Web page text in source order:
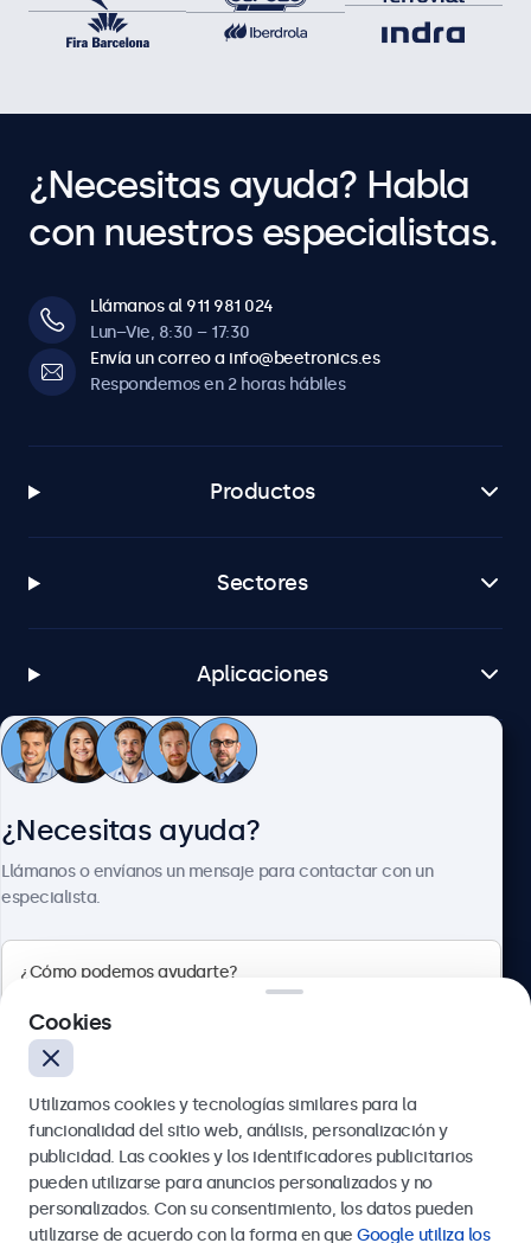
¿Necesitas ayuda? Habla
con nuestros especialistas.
Llámanos al 911 981 024
Lun–Vie, 8:30 – 17:30
Envía un correo a info@beetronics.es
Respondemos en 2 horas hábiles
Productos
Sectores
Aplicaciones
Atención al cliente
4.8/5 la valoración de 5000+ empresas
Español
¿Necesitas ayuda?
Llámanos o envíanos un mensaje para contactar con un
especialista.
Enviar
Cookies
Utilizamos cookies y tecnologías similares para la
funcionalidad del sitio web, análisis, personalización y
publicidad. Las cookies y los identificadores publicitarios
pueden utilizarse para anuncios personalizados y no
personalizados. Con su consentimiento, los datos pueden
utilizarse de acuerdo con la forma en que Google utiliza los